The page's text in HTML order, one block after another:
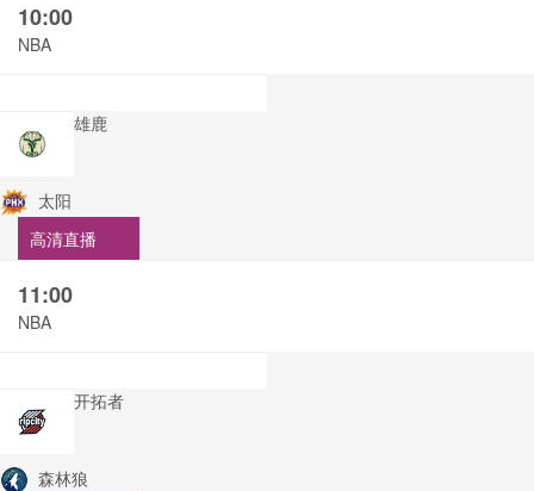
10:00
NBA
雄鹿
太阳
高清直播
11:00
NBA
开拓者
森林狼